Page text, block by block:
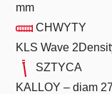
mm
CHWYTY
KLS Wave
SZTYCA
KALLOY – diam